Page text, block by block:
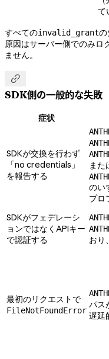
て
すべてのinvalid_grantの
原因はサーバー側でのみロ
ません。

SDK側の一般的な失敗
症状
SDKが交換を行わず
「no credentials」
を報告する
また
のい
プロ
SDKがフェデレーシ
ョンではなくAPIキー
で認証する
おり
最初のリクエストで
FileNotFoundError
パス
遅延